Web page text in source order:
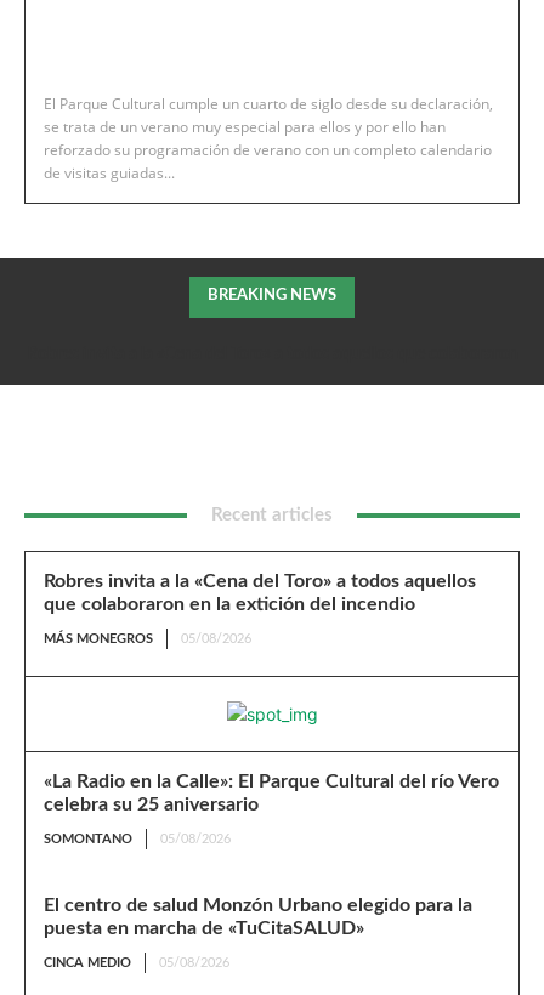
El Parque Cultural cumple un cuarto de siglo desde su declaración,
se trata de un verano muy especial para ellos y por ello han
reforzado su programación de verano con un completo calendario
de visitas guiadas...
BREAKING NEWS
Recent articles
Robres invita a la «Cena del Toro» a todos aquellos
que colaboraron en la extición del incendio
MÁS MONEGROS 05/08/2026
«La Radio en la Calle»: El Parque Cultural del río Vero
celebra su 25 aniversario
SOMONTANO 05/08/2026
El centro de salud Monzón Urbano elegido para la
puesta en marcha de «TuCitaSALUD»
CINCA MEDIO 05/08/2026